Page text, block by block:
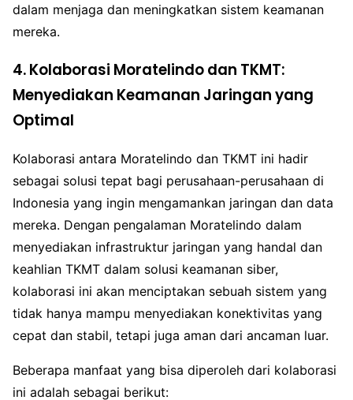
dalam menjaga dan meningkatkan sistem keamanan
mereka.
4. Kolaborasi Moratelindo dan TKMT:
Menyediakan Keamanan Jaringan yang
Optimal
Kolaborasi antara Moratelindo dan TKMT ini hadir
sebagai solusi tepat bagi perusahaan-perusahaan di
Indonesia yang ingin mengamankan jaringan dan data
mereka. Dengan pengalaman Moratelindo dalam
menyediakan infrastruktur jaringan yang handal dan
keahlian TKMT dalam solusi keamanan siber,
kolaborasi ini akan menciptakan sebuah sistem yang
tidak hanya mampu menyediakan konektivitas yang
cepat dan stabil, tetapi juga aman dari ancaman luar.
Beberapa manfaat yang bisa diperoleh dari kolaborasi
ini adalah sebagai berikut: